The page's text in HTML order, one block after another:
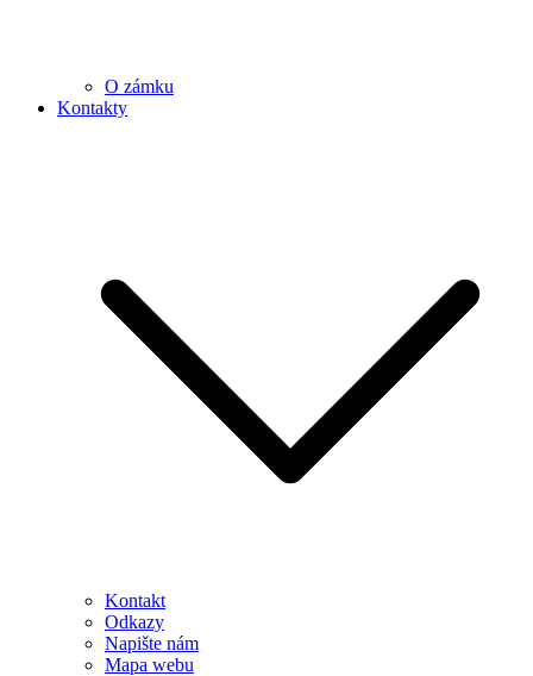
O zámku
Kontakty
Kontakt
Odkazy
Napište nám
Mapa webu